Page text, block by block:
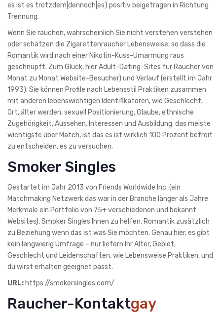
es ist es trotzdem|dennoch|es} positiv beigetragen in Richtung
Trennung.
Wenn Sie rauchen, wahrscheinlich Sie nicht verstehen verstehen
oder schätzen die Zigarettenraucher Lebensweise, so dass die
Romantik wird nach einer Nikotin-Kuss-Umarmung raus
geschnupft. Zum Glück, hier Adult-Dating-Sites für Raucher von
Monat zu Monat Website-Besucher) und Verlauf (erstellt im Jahr
1993). Sie können Profile nach Lebensstil Praktiken zusammen
mit anderen lebenswichtigen Identifikatoren, wie Geschlecht,
Ort, älter werden, sexuell Positionierung, Glaube, ethnische
Zugehörigkeit, Aussehen, Interessen und Ausbildung. das meiste
wichtigste über Match, ist das es ist wirklich 100 Prozent befreit
zu entscheiden, es zu versuchen.
Smoker Singles
Gestartet im Jahr 2013 von Friends Worldwide Inc. (ein
Matchmaking Netzwerk das war in der Branche länger als Jahre
Merkmale ein Portfolio von 75+ verschiedenen und bekannt
Websites), Smoker Singles Ihnen zu helfen, Romantik zusätzlich
zu Beziehung wenn das ist was Sie möchten. Genau hier, es gibt
kein langwierig Umfrage – nur liefern Ihr Alter, Gebiet,
Geschlecht und Leidenschaften, wie Lebensweise Praktiken, und
du wirst erhalten geeignet passt.
URL: https://smokersingles.com/
Raucher-Kontaktgay